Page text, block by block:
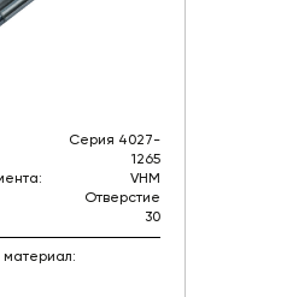
Серия 4027-
1265
VHM
Отверстие
30